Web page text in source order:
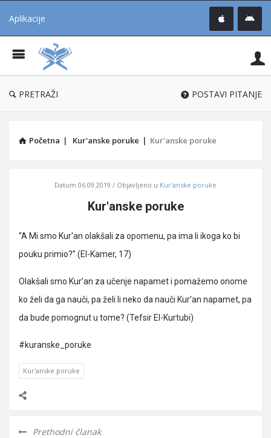
Aplikacije
®
PRETRAŽI POSTAVI PITANJE
Početna | Kur'anske poruke | Kur'anske poruke
Latest
Articles
Datum 06.09.2019 Objavljeno u Kur'anske poruke
Kur'anske poruke
“A Mi smo Kur'an olakšali za opomenu, pa ima li ikoga ko bi
pouku primio?” (El-Kamer, 17)
Olakšali smo Kur’an za učenje napamet i pomažemo onome
ko želi da ga nauči, pa želi li neko da nauči Kur’an napamet, pa
da bude pomognut u tome? (Tefsir El-Kurtubi)
#kuranske_poruke
Kur'anske poruke
Prethodni članak